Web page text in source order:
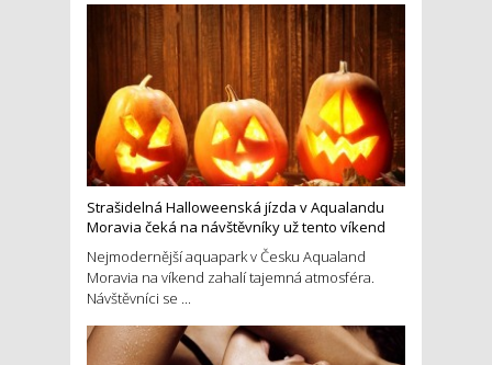
Strašidelná Halloweenská jízda v Aqualandu
Moravia čeká na návštěvníky už tento víkend
Nejmodernější aquapark v Česku Aqualand
Moravia na víkend zahalí tajemná atmosféra.
Návštěvníci se ...